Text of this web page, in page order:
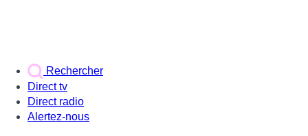
Rechercher
Direct tv
Direct radio
Alertez-nous